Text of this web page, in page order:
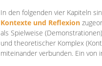
In den folgenden vier Kapiteln
Kontexte und Reflexion
als Spielweise
und theoretischer Komplex
miteinander verbunden. Ein von